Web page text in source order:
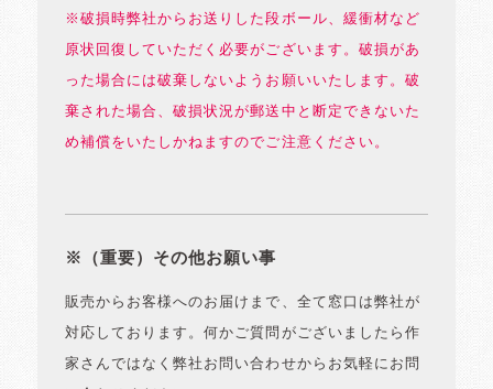
※破損時弊社からお送りした段ボール、緩衝材など
原状回復していただく必要がございます。破損があ
った場合には破棄しないようお願いいたします。破
棄された場合、破損状況が郵送中と断定できないた
め補償をいたしかねますのでご注意ください。
※（重要）その他お願い事
販売からお客様へのお届けまで、全て窓口は弊社が
対応しております。何かご質問がございましたら作
家さんではなく弊社お問い合わせからお気軽にお問